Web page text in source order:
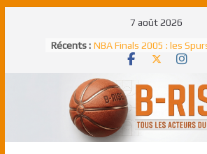
7 août 2026
Récents : NBA Finals 2005 : les
un troisième titre NBA, la
NBA Finals 2021 : les
Antetokounmpo
Freek élu MVP
Shai Gilgeous-Alexander :
match à plus de 40 points